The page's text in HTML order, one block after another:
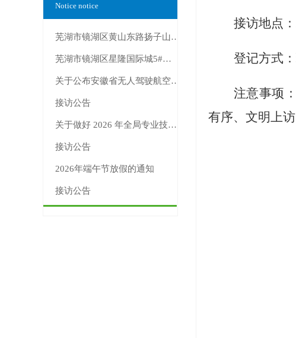
Notice notice
芜湖市镜湖区黄山东路扬子山2号25幢锅炉房出租公告
芜湖市镜湖区星隆国际城5#楼1307室房产出租公告
关于公布安徽省无人驾驶航空器新版适飞空域范围的公告
接访公告
关于做好 2026 年全局专业技术人员继续教育工作的通知
接访公告
2026年端午节放假的通知
接访公告
接访地点
登记方式
注意事项
有序、文明上访